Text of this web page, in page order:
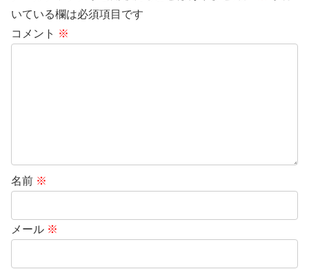
いている欄は必須項目です
コメント ※
名前 ※
メール ※